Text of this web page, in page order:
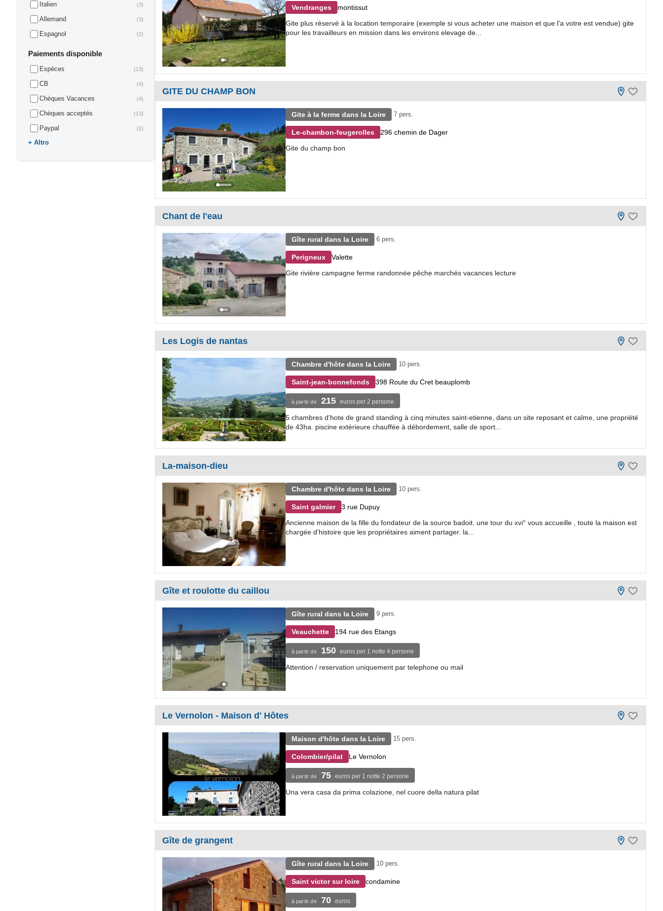
Italien (3)
Allemand (3)
Espagnol (2)
Paiements disponible
Espèces (13)
CB (4)
Chèques Vacances (4)
Chèques acceptés (13)
Paypal (2)
Altro
Vendranges montissut
Gite plus réservé à la location temporaire (exemple si vous acheter une maison et que l'a votre est vendue) gite
pour les travailleurs en mission dans les environs elevage de...
GITE DU CHAMP BON
Gite à la ferme dans la Loire 7 pers.
Le-chambon-feugerolles 296 chemin de Dager
Gite du champ bon
Chant de l'eau
Gîte rural dans la Loire 6 pers.
Perigneux Valette
Gite rivière campagne ferme randonnée pêche marchés vacances lecture
Les Logis de nantas
Chambre d'hôte dans la Loire 10 pers.
Saint-jean-bonnefonds 398 Route du Cret beauplomb
à partir de 215 euros per 2 persone
5 chambres d'hote de grand standing à cinq minutes saint-etienne, dans un site reposant et calme, une propriété
de 43ha. piscine extérieure chauffée à débordement, salle de sport...
La-maison-dieu
Chambre d'hôte dans la Loire 10 pers.
Saint galmier 3 rue Dupuy
Ancienne maison de la fille du fondateur de la source badoit. une tour du xvi° vous accueille , toute la maison est
chargée d'histoire que les propriétaires aiment partager. la...
Gîte et roulotte du caillou
Gîte rural dans la Loire 9 pers.
Veauchette 194 rue des Etangs
à partir de 150 euros per 1 notte 4 persone
Attention / reservation uniquement par telephone ou mail
Le Vernolon - Maison d' Hôtes
Maison d'hôte dans la Loire 15 pers.
Colombier/pilat Le Vernolon
à partir de 75 euros per 1 notte 2 persone
Una vera casa da prima colazione, nel cuore della natura pilat
Gîte de grangent
Gîte rural dans la Loire 10 pers.
Saint victor sur loire condamine
à partir de 70 euros